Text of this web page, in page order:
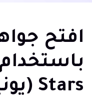
افتح
Stars (يونيو 2026)